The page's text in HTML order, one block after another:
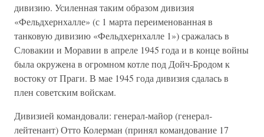
дивизию. Усиленная таким образом дивизия
«Фельдхернхалле» (с 1 марта переименованная в
танковую дивизию «Фельдхернхалле 1») сражалась в
Словакии и Моравии в апреле 1945 года и в конце войны
была окружена в огромном котле под Дойч-Бродом к
востоку от Праги. В мае 1945 года дивизия сдалась в
плен советским войскам.
Дивизией командовали: генерал-майор (генерал-
лейтенант) Отто Колерман (принял командование 17